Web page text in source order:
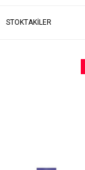
STOKTAKILER